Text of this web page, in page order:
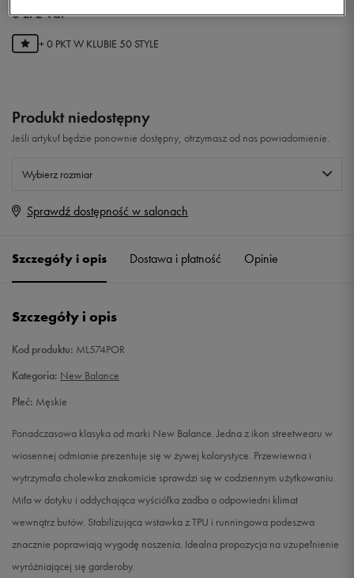
0złz Vat
+ 0 PKT W KLUBIE 50 STYLE
Produkt niedostępny
Jeśli artykuł będzie ponownie dostępny, otrzymasz od nas powiadomienie.
Wybierz rozmiar
Rozmiary EU
43 27,5 cm
44,5
45 29 cm Powiadom o dostępności
45,5 29,5 cm
46,5 Powiadom o dostępności
Sprawdź dostępność w salonach
Szczegóły i opis Dostawa i płatność Opinie
Szczegóły i opis
Kod produktu: ML574POR
Kategoria: New Balance
Płeć: Męskie
Ponadczasowa klasyka od marki New Balance. Jedna z ikon streetwearu w
wiosennej odmianie prezentuje się w żywej kolorystyce. Przewiewna i
wytrzymała cholewka znakomicie sprawdzi się w codziennym użytkowaniu.
Miła w dotyku i oddychająca wyściółka zadba o odpowiedni klimat
wewnątrz butów. Stabilizująca wstawka z TPU i runningowa podeszwa
znacznie poprawiają wygodę noszenia. Idealna propozycja na uzupełnienie
wyróżniającej się garderoby.